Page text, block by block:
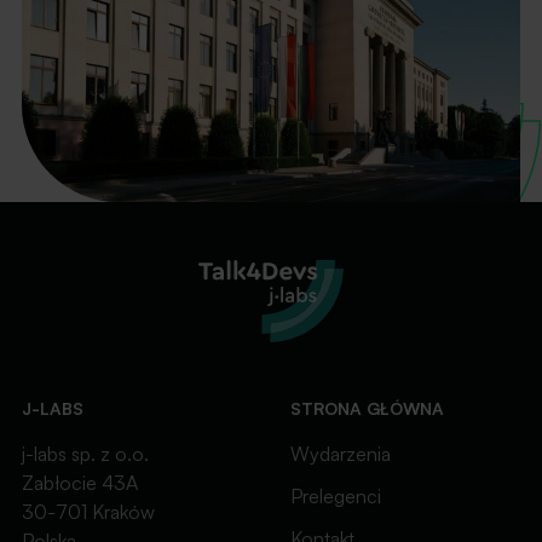
J-LABS
j-labs sp. z o.o.
Zabłocie 43A
30-701 Kraków
STRONA GŁÓWNA
Wydarzenia
Prelegenci